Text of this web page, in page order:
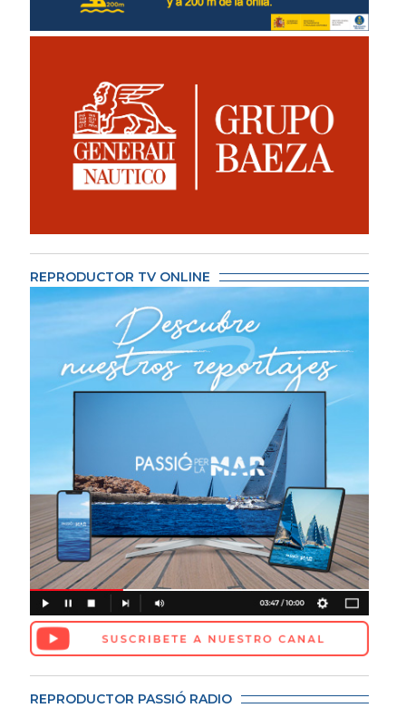
REPRODUCTOR TV ONLINE
REPRODUCTOR PASSIÓ RADIO